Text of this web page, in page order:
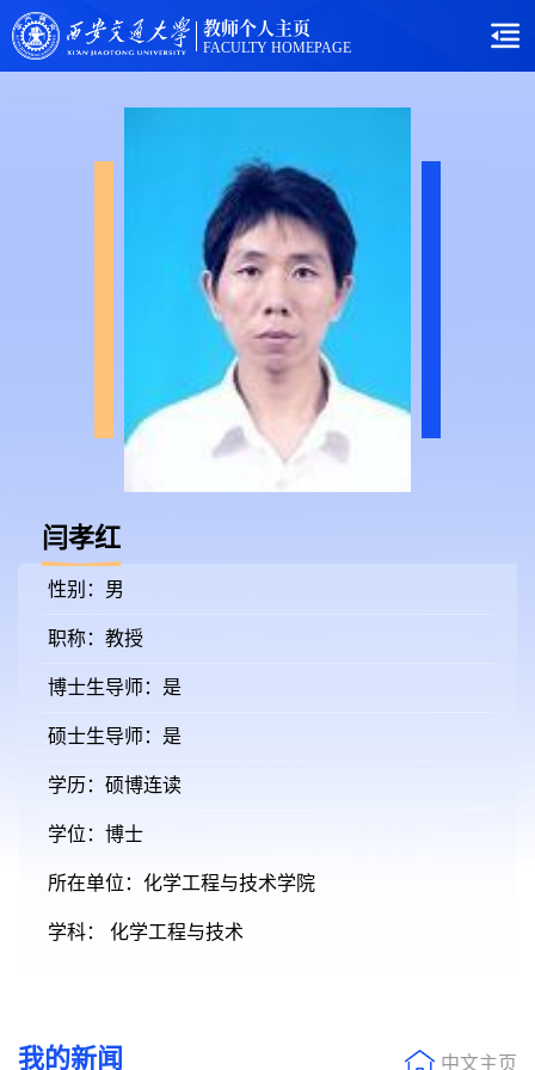
教师个人主页
FACULTY HOMEPAGE
闫孝红
性别：男
职称：教授
博士生导师：是
硕士生导师：是
学历：硕博连读
学位：博士
所在单位：化学工程与技术学院
学科： 化学工程与技术
我的新闻 中文主页